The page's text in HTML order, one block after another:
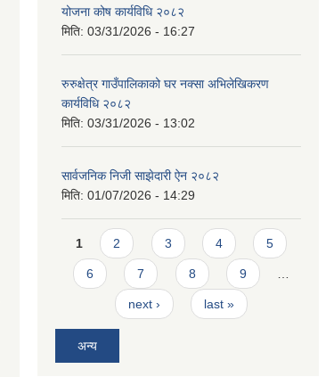
योजना कोष कार्यविधि २०८२
मिति: 03/31/2026 - 16:27
रुरुक्षेत्र गाउँपालिकाको घर नक्सा अभिलेखिकरण
कार्यविधि २०८२
मिति: 03/31/2026 - 13:02
सार्वजनिक निजी साझेदारी ऐन २०८२
मिति: 01/07/2026 - 14:29
Pages
1 2 3 4 5
6 7 8 9
next › last »
अन्य